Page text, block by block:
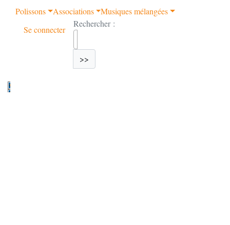
Polissons Associations
Musiques mélangées
Se connecter
Rechercher :
>>